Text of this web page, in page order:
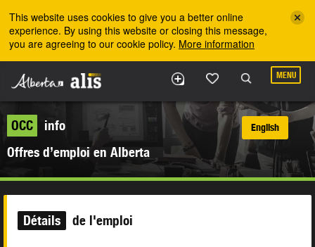
This website uses cookies to give you a better online
experience. By using this website or closing this message,
you are agreeing to our cookie policy. More information
MENU
OCC
info
Offres d’emploi en Alberta
English
Détails de l'emploi